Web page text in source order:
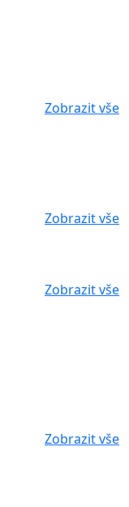
Zobrazit vše
Zobrazit vše
Zobrazit vše
Zobrazit vše